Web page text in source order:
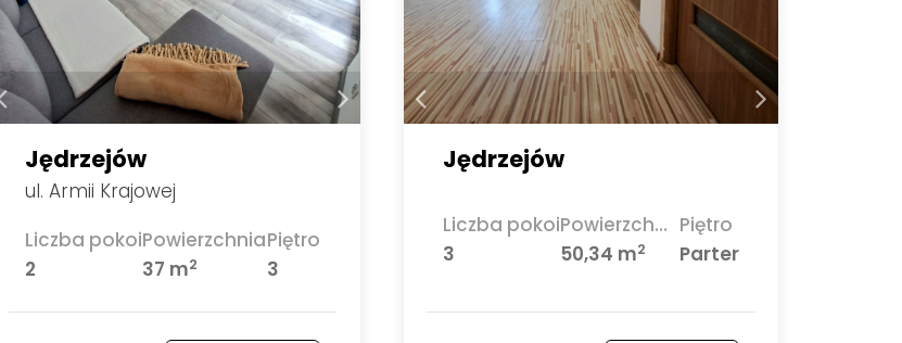
Jędrzejów
ul. Armii Krajowej
Liczba pokoi
2
Powierzchnia
37 m2
Piętro
3
Jędrzejów
Liczba pokoi
3
Powierzchnia
50,34 m2
Piętro
Parter